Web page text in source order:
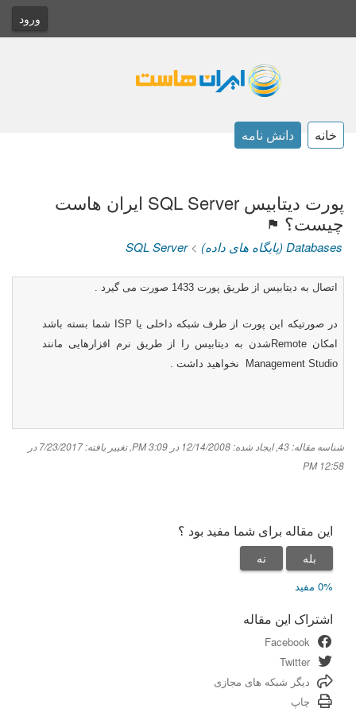
ورود
خانه دانش نامه
پورت دیتابیس SQL Server ایران هاست
چیست؟
Databases (پایگاه های داده) >
SQL Server
اتصال به دیتابیس از طریق پورت 1433 صورت می گیرد .
در صورتیکه این پورت از طرف شبکه داخلی یا ISP
شما بسته باشد
امکانRemote شدن به دیتابیس را از طریق نرم افزارهایی مانند
Management Studio
نخواهید داشت .
شناسه مقاله: 43 ,ایجاد شده: 12/14/2008 در 3:09 PM ,
تغییر یافته: 7/23/2017 در
12:58 PM
این مقاله برای شما مفید بود ؟
بله نه
0% مفید
اشتراک این مقاله
Facebook
Twitter
دیگر شبکه های مجازی
چاپ